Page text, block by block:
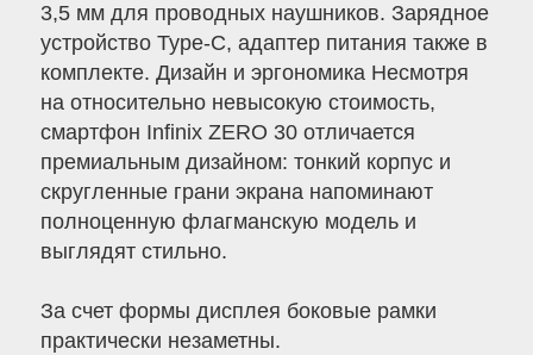
3,5 мм для проводных наушников. Зарядное
устройство Type-C, адаптер питания также в
комплекте. Дизайн и эргономика Несмотря
на относительно невысокую стоимость,
смартфон Infinix ZERO 30 отличается
премиальным дизайном: тонкий корпус и
скругленные грани экрана напоминают
полноценную флагманскую модель и
выглядят стильно.
За счет формы дисплея боковые рамки
практически незаметны.